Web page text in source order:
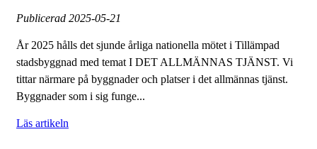
Publicerad 2025-05-21
År 2025 hålls det sjunde årliga nationella mötet i Tillämpad
stadsbyggnad med temat I DET ALLMÄNNAS TJÄNST. Vi
tittar närmare på byggnader och platser i det allmännas tjänst.
Byggnader som i sig funge...
Läs artikeln